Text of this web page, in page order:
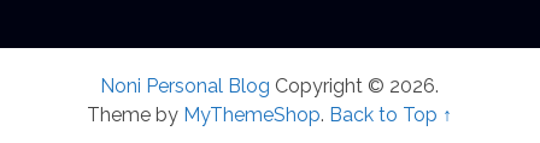
Noni Personal Blog Copyright © 2026.
Theme by MyThemeShop. Back to Top ↑